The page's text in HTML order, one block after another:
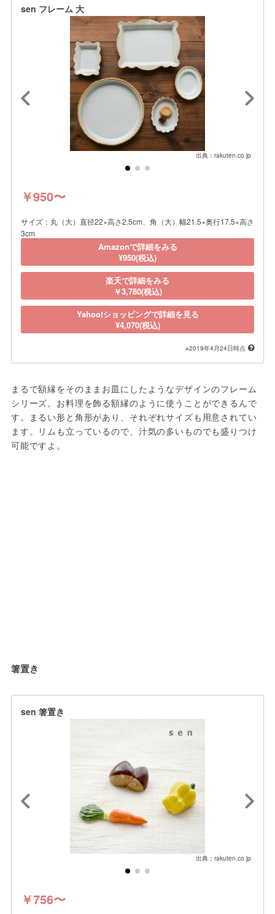
sen フレーム 大
出典：rakuten.co.jp
￥950〜
サイズ：丸（大）直径22×高さ2.5cm、角（大）幅21.5×奥行17.5×高さ
3cm
Amazonで詳細をみる
¥950(税込)
楽天で詳細をみる
￥3,780(税込)
Yahoo!ショッピングで詳細を見る
¥4,070(税込)
※2019年4月24日時点
まるで額縁をそのままお皿にしたようなデザインのフレーム
シリーズ。お料理を飾る額縁のように使うことができるんで
す。まるい形と角形があり、それぞれサイズも用意されてい
ます。リムも立っているので、汁気の多いものでも盛りつけ
可能ですよ。
箸置き
sen 箸置き
出典：rakuten.co.jp
￥756〜